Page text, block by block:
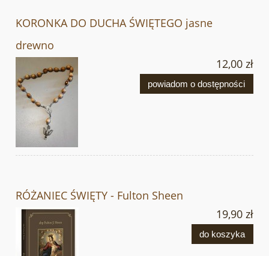
KORONKA DO DUCHA ŚWIĘTEGO jasne
drewno
12,00 zł
powiadom o dostępności
RÓŻANIEC ŚWIĘTY - Fulton Sheen
19,90 zł
do koszyka